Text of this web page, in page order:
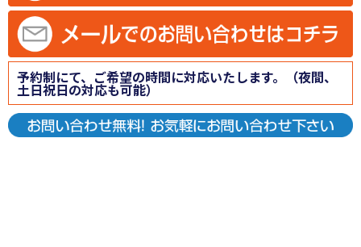
予約制にて、ご希望の時間に対応いたします。（夜間、
土日祝日の対応も可能）